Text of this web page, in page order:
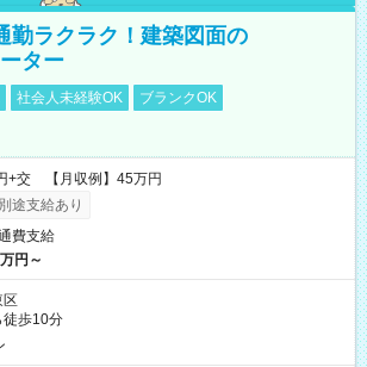
勤ラクラク！建築図面の
ター
社会人未経験OK
ブランクOK
+交 【月収例】45万円
途支給あり
費支給
円～
区
徒歩10分